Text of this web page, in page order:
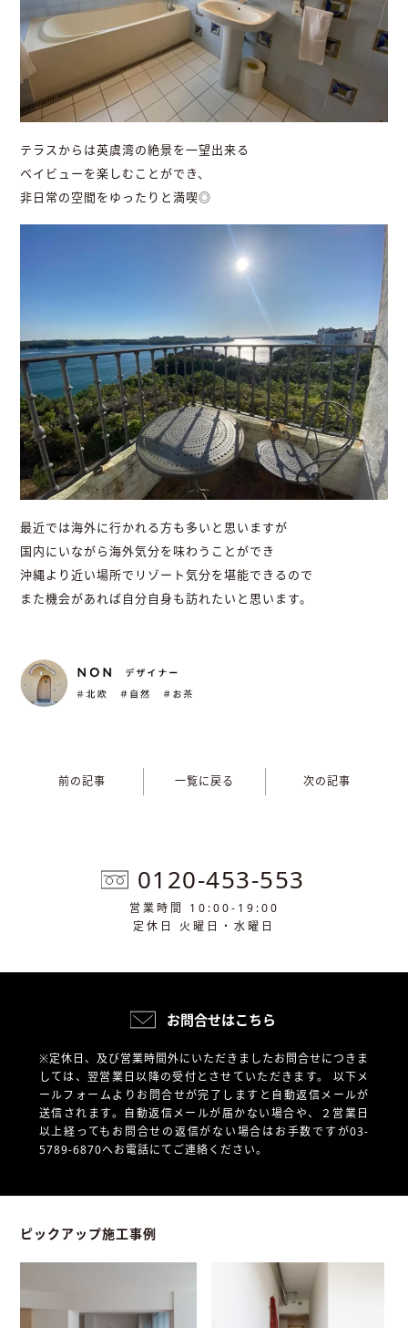
テラスからは英虞湾の絶景を一望出来る
ベイビューを楽しむことができ、
非日常の空間をゆったりと満喫◎
最近では海外に行かれる方も多いと思いますが
国内にいながら海外気分を味わうことができ
沖縄より近い場所でリゾート気分を堪能できるので
また機会があれば自分自身も訪れたいと思います。
前の記事 一覧に戻る 次の記事
0120-453-553
営業時間 10:00-19:00
定休日 火曜日・水曜日
お問合せはこちら
※定休日、及び営業時間外にいただきましたお問合せにつきま
しては、翌営業日以降の受付とさせていただきます。 以下メ
ールフォームよりお問合せが完了しますと自動返信メールが
送信されます。自動返信メールが届かない場合や、
２営業日
以上経ってもお問合せの返信がない場合はお手数ですが03-
5789-6870へお電話にてご連絡ください。
ピックアップ施工事例